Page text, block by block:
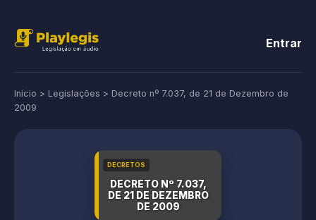
Entrar
Início > Legislações > Decreto nº 7.037, de 21 de Dezembro de
2009
DECRETOS
DECRETO Nº 7.037,
DE 21 DE DEZEMBRO
DE 2009